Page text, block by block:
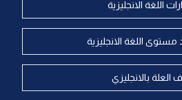
اللغة الانجليزية
مستوى اللغة الانجليزية
العلة بالانجليزي